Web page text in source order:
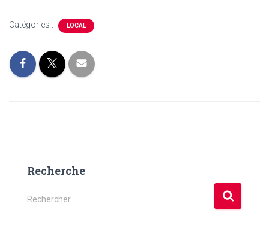
Catégories : LOCAL
Recherche
R
e
Rechercher…